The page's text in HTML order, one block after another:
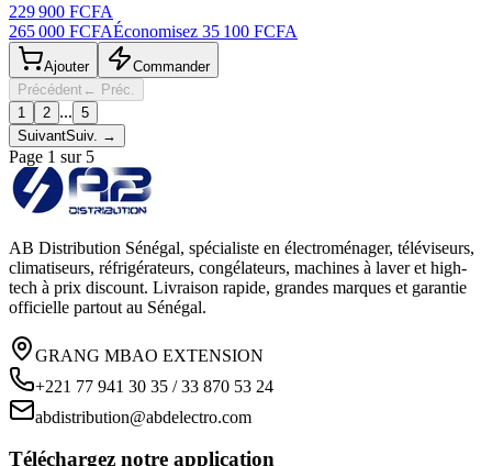
229 900 FCFA
265 000 FCFAÉconomisez 35 100 FCFA
Ajouter
Commander
Précédent ← Préc.
1
2 ... 5
SuivantSuiv. →
Page 1 sur 5
AB Distribution Sénégal, spécialiste en électroménager, téléviseurs,
climatiseurs, réfrigérateurs, congélateurs, machines à laver et high-
tech à prix discount. Livraison rapide, grandes marques et garantie
officielle partout au Sénégal.
GRANG MBAO EXTENSION
+221 77 941 30 35 / 33 870 53 24
abdistribution@abdelectro.com
Téléchargez notre application